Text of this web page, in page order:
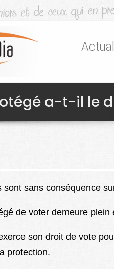
a-t-il le
sont sans conséquence
de voter demeure plein
son droit de vote
protection.